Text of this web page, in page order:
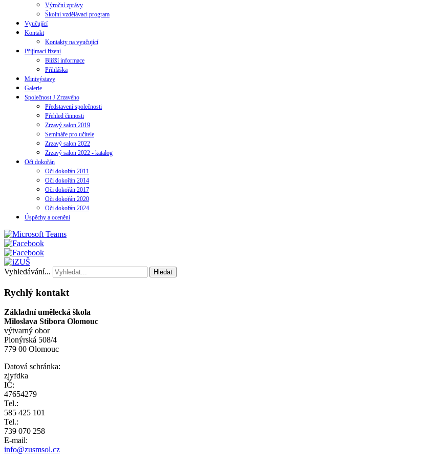
Výroční zprávy
Školní vzdělávací program
Vyučující
Kontakt
Kontakty na vyučující
Přijímací řízení
Bližší informace
Přihláška
Minivýstavy
Galerie
Společnost J.Zrzavého
Představení společnosti
Přehled činnosti
Zrzavý salon 2019
Semináře pro učitele
Zrzavý salon 2022
Zrzavý salon 2022 - katalog
Oči dokořán
Oči dokořán 2011
Oči dokořán 2014
Oči dokořán 2017
Oči dokořán 2020
Oči dokořán 2024
Úspěchy a ocenění
Vyhledávání... Hledat
Rychlý kontakt
Základní umělecká škola
Miloslava Stibora Olomouc
výtvarný obor
Pionýrská 508/4
779 00 Olomouc
Datová schránka:
zjyfdka
IČ:
47654279
Tel.:
585 425 101
Tel.:
739 070 258
E-mail:
info@zusmsol.cz